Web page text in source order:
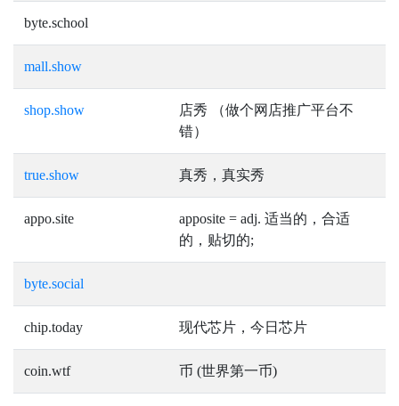
byte.school
mall.show
shop.show
店秀 （做个网店推广平台不
错）
true.show 真秀，真实秀
appo.site
apposite = adj. 适当的，合适
的，贴切的;
byte.social
chip.today 现代芯片，今日芯片
coin.wtf 币 (世界第一币)